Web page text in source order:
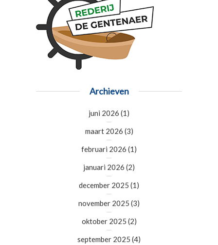
Archieven
juni 2026 (1)
maart 2026 (3)
februari 2026 (1)
januari 2026 (2)
december 2025 (1)
november 2025 (3)
oktober 2025 (2)
september 2025 (4)